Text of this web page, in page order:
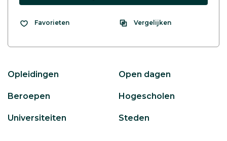
Favorieten Vergelijken
Opleidingen Open dagen
Beroepen Hogescholen
Universiteiten Steden